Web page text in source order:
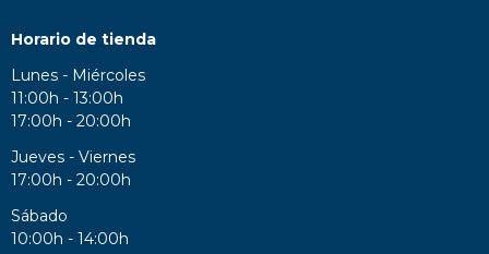
Horario de tienda
Lunes - Miércoles
11:00h - 13:00h
17:00h - 20:00h
Jueves - Viernes
17:00h - 20:00h
Sábado
10:00h - 14:00h